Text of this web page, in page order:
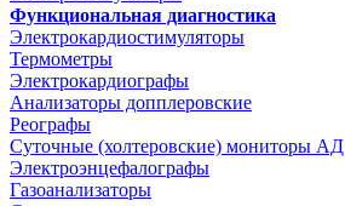
Функциональная диагностика
Электрокардиостимуляторы
Термометры
Электрокардиографы
Анализаторы допплеровские
Реографы
Суточные (холтеровские) мониторы АД
Электроэнцефалографы
Газоанализаторы